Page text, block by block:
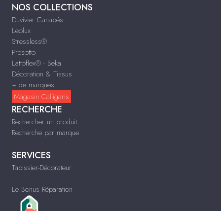
NOS COLLECTIONS
Duvivier Canapés
Leolux
Stressless®
Presotto
Lattoflex® - Beka
Décoration & Tissus
+ de marques
Magasin Calligaris
RECHERCHE
Rechercher un produit
Recherche par marque
SERVICES
Tapissier-Décorateur
Le Bonus Réparation